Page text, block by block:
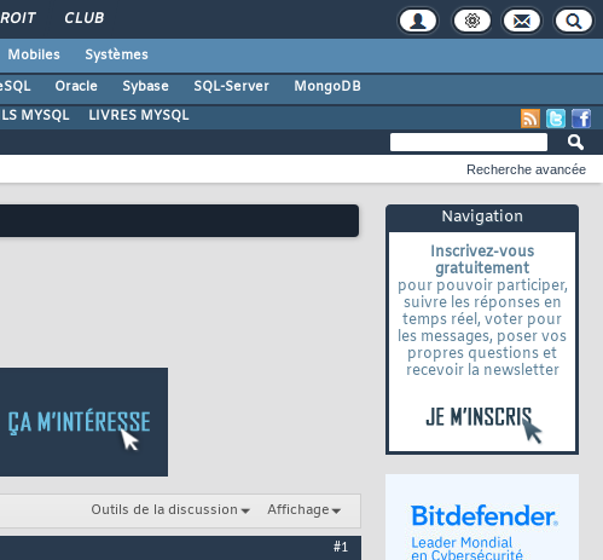
CLUB
Mobiles
Systèmes
Oracle Sybase SQL-Server
MongoDB
MYSQL LIVRES MYSQL
Navigation
Inscrivez-vous
gratuitement
pour pouvoir participer,
suivre les réponses en
temps réel, voter pour
les messages, poser vos
propres questions et
recevoir la newsletter
Recherche avancée
Outils de la discussion Affichage
#1